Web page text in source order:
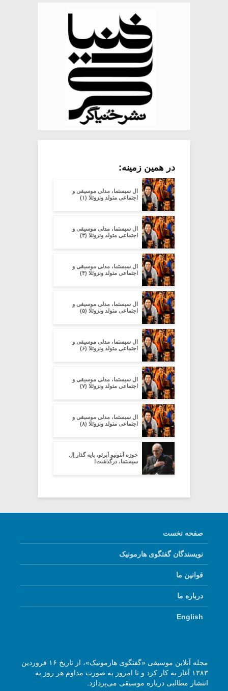
در همین زمینه:
ال سیستما، مدلی موسیقی و
اجتماعی متولد ونزوئلا (۱)
ال سیستما، مدلی موسیقی و
اجتماعی متولد ونزوئلا (۳)
ال سیستما، مدلی موسیقی و
اجتماعی متولد ونزوئلا (۴)
ال سیستما، مدلی موسیقی و
اجتماعی متولد ونزوئلا (۵)
ال سیستما، مدلی موسیقی و
اجتماعی متولد ونزوئلا (۶)
ال سیستما، مدلی موسیقی و
اجتماعی متولد ونزوئلا (۷)
ال سیستما، مدلی موسیقی و
اجتماعی متولد ونزوئلا (۸)
خوزه آنتونیو آبرئو، پایه گذار اِل
سیستما، درگذشت!
صفحه نخست
نویسندگان گفتگوی هارمونیک
قوانین ما
درباره ما
English
مجله آنلاین موسیقی «گفتگوی هارمونیک»، از تاریخ ۱۶ فروردین
۱۳۸۳ آغاز به کار کرد و تا امروز به صورت مداوم هر روز به
انتشار مطالبی درباره موسیقی می‌پردازد.